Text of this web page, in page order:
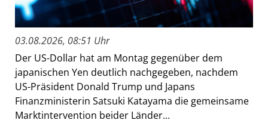
03.08.2026, 08:51 Uhr
Der US-Dollar hat am Montag gegenüber dem
japanischen Yen deutlich nachgegeben, nachdem
US-Präsident Donald Trump und Japans
Finanzministerin Satsuki Katayama die gemeinsame
Marktintervention beider Länder...